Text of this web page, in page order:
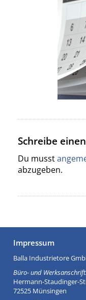
Schreibe
Du musst
abzugeben.
Impressum
Balla Industrietore
Büro- und
Hermann-Staudinger-
72525 Münsingen